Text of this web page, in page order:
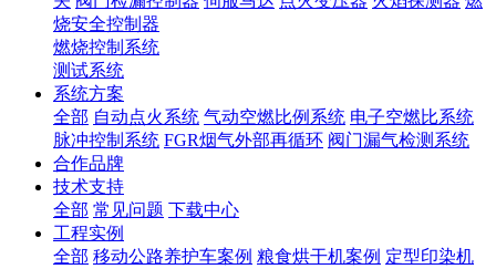
烧安全控制器
燃烧控制系统
测试系统
系统方案
全部 自动点火系统 气动空燃比例系统 电子空燃比系统
脉冲控制系统 FGR烟气外部再循环 阀门漏气检测系统
合作品牌
技术支持
全部 常见问题 下载中心
工程实例
全部 移动公路养护车案例 粮食烘干机案例 定型印染机